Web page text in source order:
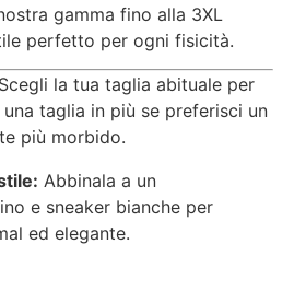
gamma fino alla 3XL
perfetto per ogni fisicità.
Scegli la tua taglia abituale per
taglia in più se preferisci un
più morbido.
Abbinala a un
e sneaker bianche per
ed elegante.